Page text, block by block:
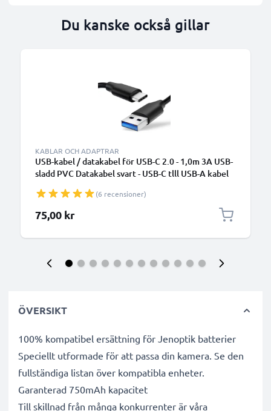
Du kanske också gillar
KABLAR OCH ADAPTRAR
USB-kabel / datakabel för USB-C 2.0 - 1,0m 3A USB-
sladd PVC Datakabel svart - USB-C tlll USB-A kabel
(6 recensioner)
75,00 kr
ÖVERSIKT
100% kompatibel ersättning för Jenoptik batterier
Speciellt utformade för att passa din kamera. Se den
fullständiga listan över kompatibla enheter.
Garanterad 750mAh kapacitet
Till skillnad från många konkurrenter är våra